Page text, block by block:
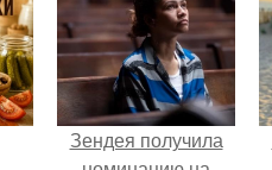
Зендея получила